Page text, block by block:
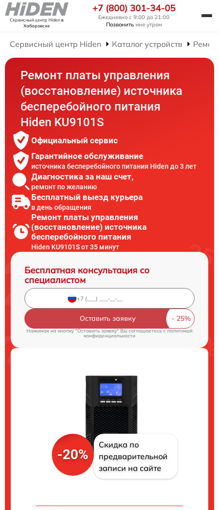
Сервисный центр Hidenв
Хабаровске
+7 (800) 301-34-05
Ежедневно с 9:00 до 21:00
Позвонить мне утром
Сервисный центр Hiden Каталог устройств
Ремонт платы управления
(восстановление) источника
бесперебойного питания
Hiden KU9101S
Официальный сервис
Гарантийное обслуживание
источника бесперебойного питания Hiden до 3 лет
Диагностика за наш счет,
ремонт по желанию
Бесплатный выезд курьера
в день обращения
Ремонт платы управления
(восстановление) источника
бесперебойного питания
Hiden KU9101S от 35 минут
Бесплатная консультация со
специалистом
Оставить заявку
Нажимая на кнопку "Оставить заявку" Вы соглашаетесь c политикой
конфиденциальности
-20%
Скидка по
предварительной
записи на сайте